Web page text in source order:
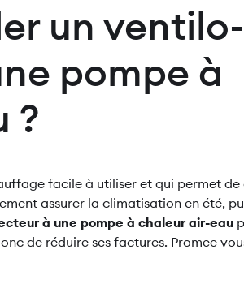
un ventilo-
pompe à
?
facile à utiliser et qui permet
assurer la climatisation en été,
à une pompe à chaleur air-eau
de réduire ses factures. Promee